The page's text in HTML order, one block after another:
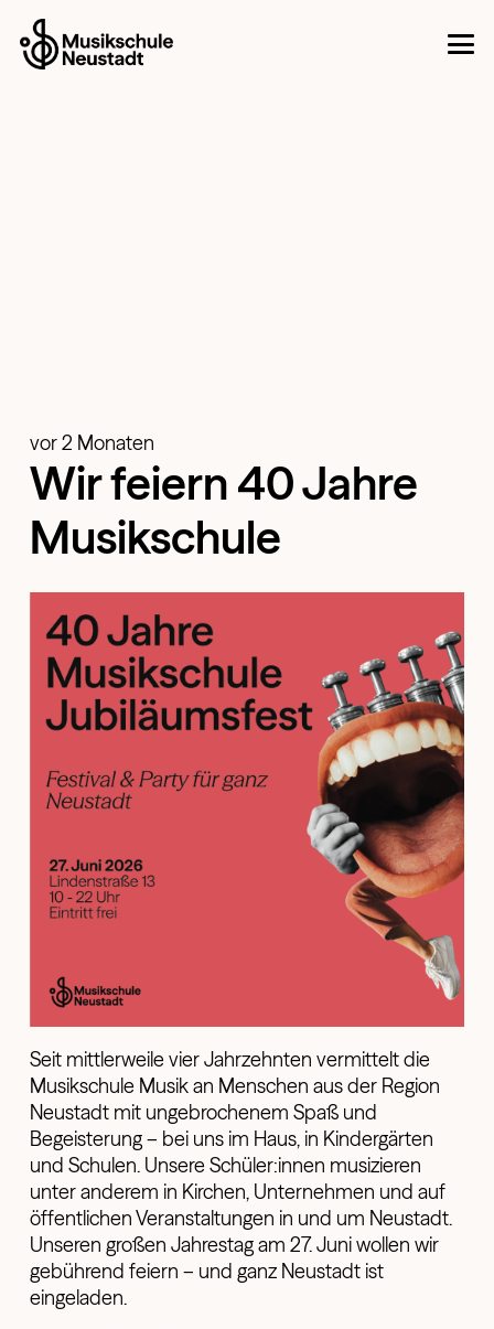
vor 2 Monaten
Wir feiern 40 Jahre
Musikschule
Seit mittlerweile vier Jahrzehnten vermittelt die
Musikschule Musik an Menschen aus der Region
Neustadt mit ungebrochenem Spaß und
Begeisterung – bei uns im Haus, in Kindergärten
und Schulen. Unsere Schüler:innen musizieren
unter anderem in Kirchen, Unternehmen und auf
öffentlichen Veranstaltungen in und um Neustadt.
Unseren großen Jahrestag am 27. Juni wollen wir
gebührend feiern – und ganz Neustadt ist
eingeladen.